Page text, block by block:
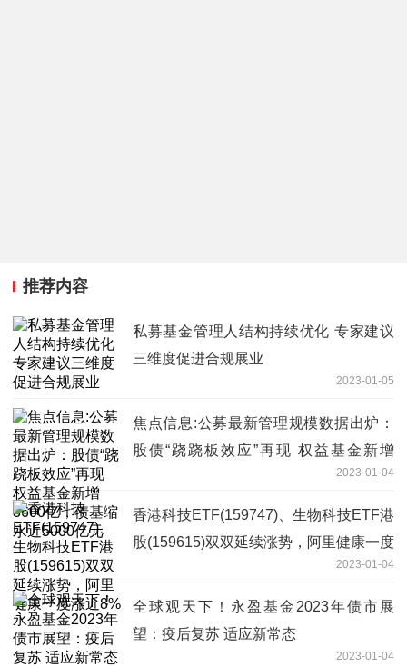
推荐内容
私募基金管理人结构持续优化 专家建议
三维度促进合规展业
2023-01-05
焦点信息:公募最新管理规模数据出炉：
股债“跷跷板效应”再现 权益基金新增
2023-01-04
香港科技ETF(159747)、生物科技ETF港
股(159615)双双延续涨势，阿里健康一度
2023-01-04
全球观天下！永盈基金2023年债市展
望：疫后复苏 适应新常态
2023-01-04